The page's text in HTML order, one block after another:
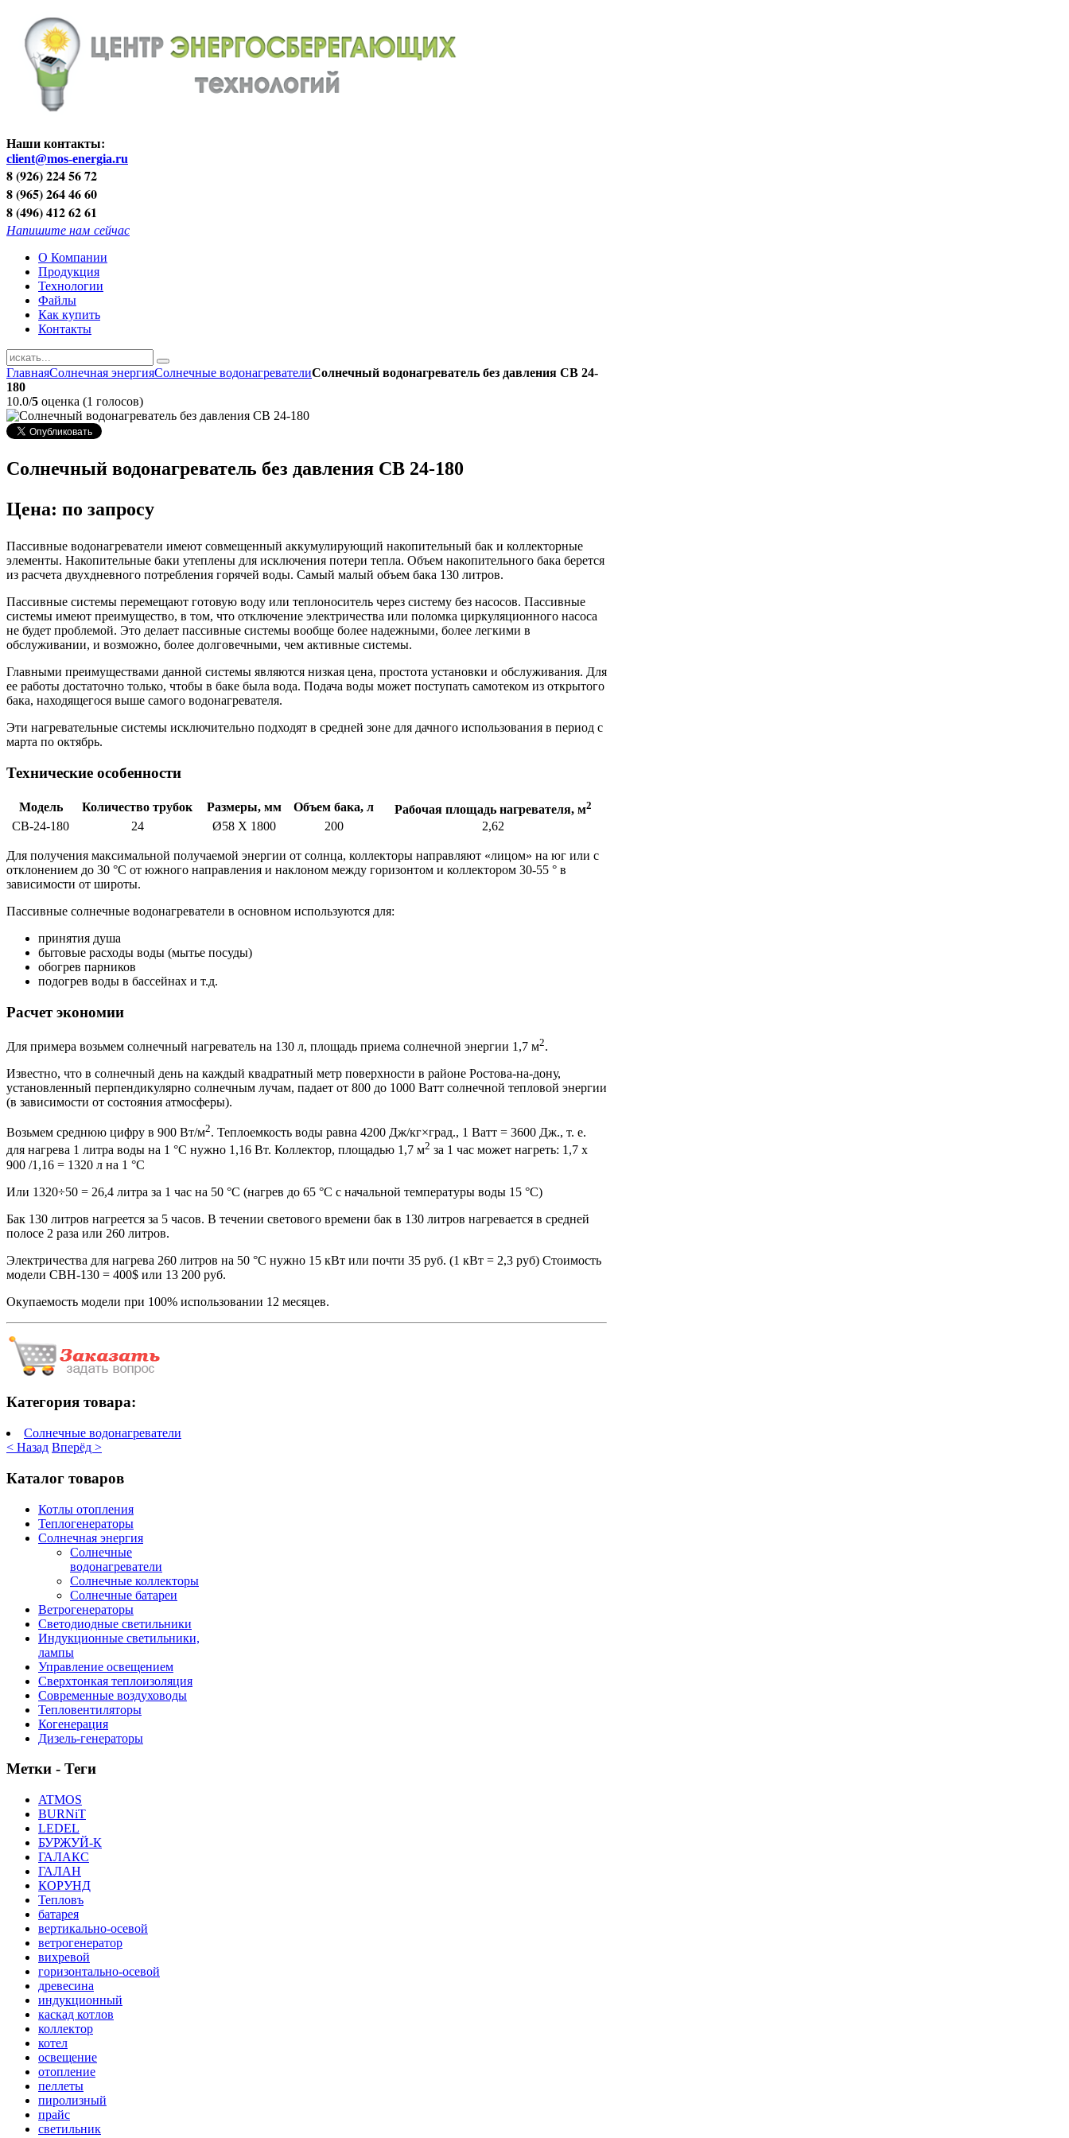
Наши контакты:
client@mos-energia.ru
8 (926) 224 56 72
8 (965) 264 46 60
8 (496) 412 62 61
Напишите нам сейчас
О Компании
Продукция
Технологии
Файлы
Как купить
Контакты
ГлавнаяСолнечная энергияСолнечные водонагревателиСолнечный водонагреватель без давления СВ 24-
180
10.0/5 оценка (1 голосов)
Солнечный водонагреватель без давления СВ 24-180
Цена: по запросу
Пассивные водонагреватели имеют совмещенный аккумулирующий накопительный бак и коллекторные
элементы. Накопительные баки утеплены для исключения потери тепла. Объем накопительного бака берется
из расчета двухдневного потребления горячей воды. Самый малый объем бака 130 литров.
Пассивные системы перемещают готовую воду или теплоноситель через систему без насосов. Пассивные
системы имеют преимущество, в том, что отключение электричества или поломка циркуляционного насоса
не будет проблемой. Это делает пассивные системы вообще более надежными, более легкими в
обслуживании, и возможно, более долговечными, чем активные системы.
Главными преимуществами данной системы являются низкая цена, простота установки и обслуживания. Для
ее работы достаточно только, чтобы в баке была вода. Подача воды может поступать самотеком из открытого
бака, находящегося выше самого водонагревателя.
Эти нагревательные системы исключительно подходят в средней зоне для дачного использования в период с
марта по октябрь.
Технические особенности
Модель Количество трубок Размеры, мм Объем бака, л Рабочая площадь нагревателя, м2
СВ-24-180 24 Ø58 X 1800 200 2,62
Для получения максимальной получаемой энергии от солнца, коллекторы направляют «лицом» на юг или с
отклонением до 30 °С от южного направления и наклоном между горизонтом и коллектором 30-55 ° в
зависимости от широты.
Пассивные солнечные водонагреватели в основном используются для:
принятия душа
бытовые расходы воды (мытье посуды)
обогрев парников
подогрев воды в бассейнах и т.д.
Расчет экономии
Для примера возьмем солнечный нагреватель на 130 л, площадь приема солнечной энергии 1,7 м2.
Известно, что в солнечный день на каждый квадратный метр поверхности в районе Ростова-на-дону,
установленный перпендикулярно солнечным лучам, падает от 800 до 1000 Ватт солнечной тепловой энергии
(в зависимости от состояния атмосферы).
Возьмем среднюю цифру в 900 Вт/м2. Теплоемкость воды равна 4200 Дж/кг×град., 1 Ватт = 3600 Дж., т. е.
для нагрева 1 литра воды на 1 °С нужно 1,16 Вт. Коллектор, площадью 1,7 м2 за 1 час может нагреть: 1,7 х
900 /1,16 = 1320 л на 1 °С
Или 1320÷50 = 26,4 литра за 1 час на 50 °С (нагрев до 65 °С с начальной температуры воды 15 °С)
Бак 130 литров нагреется за 5 часов. В течении светового времени бак в 130 литров нагревается в средней
полосе 2 раза или 260 литров.
Электричества для нагрева 260 литров на 50 °С нужно 15 кВт или почти 35 руб. (1 кВт = 2,3 руб) Стоимость
модели СВН-130 = 400$ или 13 200 руб.
Окупаемость модели при 100% использовании 12 месяцев.
Категория товара:
Солнечные водонагреватели
< Назад Вперёд >
Каталог товаров
Котлы отопления
Теплогенераторы
Солнечная энергия
Солнечные
водонагреватели
Солнечные коллекторы
Солнечные батареи
Ветрогенераторы
Светодиодные светильники
Индукционные светильники,
лампы
Управление освещением
Сверхтонкая теплоизоляция
Современные воздуховоды
Тепловентиляторы
Когенерация
Дизель-генераторы
Метки - Теги
ATMOS
BURNiT
LEDEL
БУРЖУЙ-К
ГАЛАКС
ГАЛАН
КОРУНД
Тепловъ
батарея
вертикально-осевой
ветрогенератор
вихревой
горизонтально-осевой
древесина
индукционный
каскад котлов
коллектор
котел
освещение
отопление
пеллеты
пиролизный
прайс
светильник